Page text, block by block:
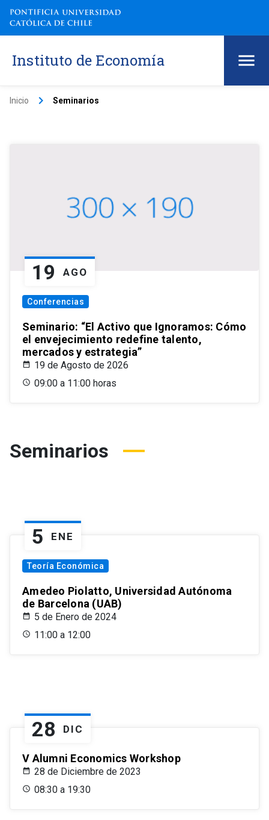
Instituto de Economía
Inicio keyboard_arrow_right Seminarios
19 AGO
Conferencias
Seminario: “El Activo que Ignoramos: Cómo
el envejecimiento redefine talento,
mercados y estrategia”
19 de Agosto de 2026
09:00 a 11:00 horas
Seminarios
5 ENE
Teoría Económica
Amedeo Piolatto, Universidad Autónoma
de Barcelona (UAB)
5 de Enero de 2024
11:00 a 12:00
28 DIC
V Alumni Economics Workshop
28 de Diciembre de 2023
08:30 a 19:30